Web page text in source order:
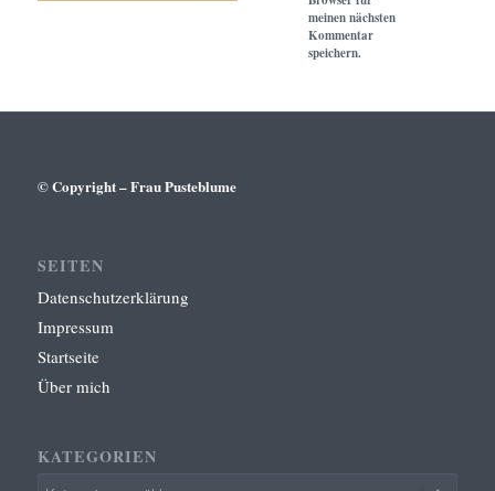
meinen nächsten
Kommentar
speichern.
© Copyright – Frau Pusteblume
SEITEN
Datenschutzerklärung
Impressum
Startseite
Über mich
KATEGORIEN